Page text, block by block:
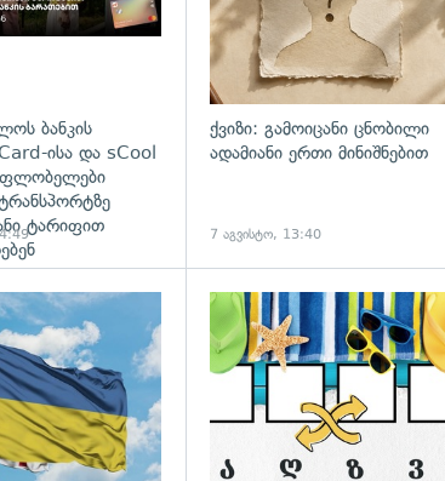
ბანკის
ისა და sCool
ტარიფით
ქვიზი: გამოიცანი ცნობილი
ადამიანი ერთი მინიშნებით
7 აგვისტო, 13:40
გადახედვა